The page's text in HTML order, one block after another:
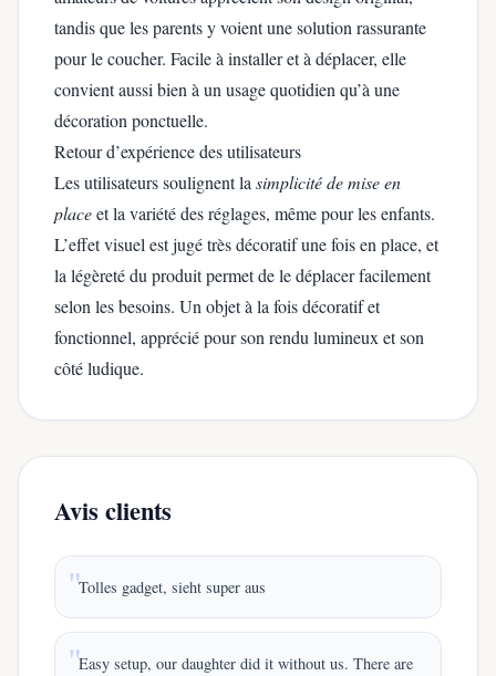
tandis que les parents y voient une solution rassurante
pour le coucher. Facile à installer et à déplacer, elle
convient aussi bien à un usage quotidien qu’à une
décoration ponctuelle.
Retour d’expérience des utilisateurs
Les utilisateurs soulignent la simplicité de mise en
placeet la variété des réglages, même pour les enfants.
L’effet visuel est jugé très décoratif une fois en place, et
la légèreté du produit permet de le déplacer facilement
selon les besoins. Un objet à la fois décoratif et
fonctionnel, apprécié pour son rendu lumineux et son
côté ludique.
Avis clients
Tolles gadget, sieht super aus
Easy setup, our daughter did it without us. There are